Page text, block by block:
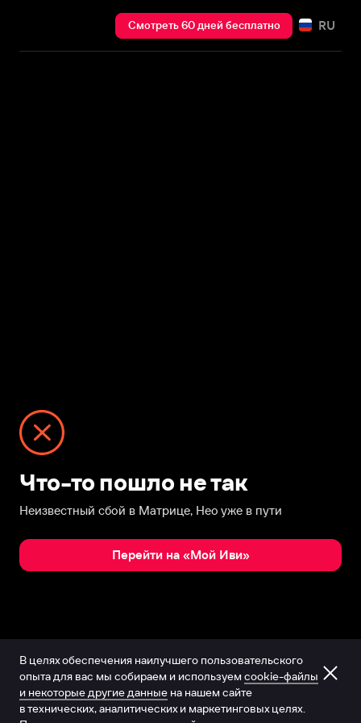
Смотреть 60 дней бесплатно RU
Что-то пошло не так
Неизвестный сбой в Матрице, Нео уже в пути
Перейти на «Мой Иви»
В целях обеспечения наилучшего пользовательского
опыта для вас мы собираем и используем cookie-файлы
и некоторые другие данные на нашем сайте
в технических, аналитических и маркетинговых целях.